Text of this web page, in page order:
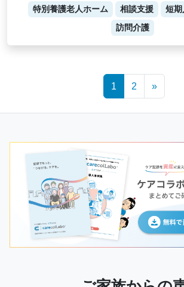
特別養護老人ホーム
相談支援
短期
訪問介護
1 2 »